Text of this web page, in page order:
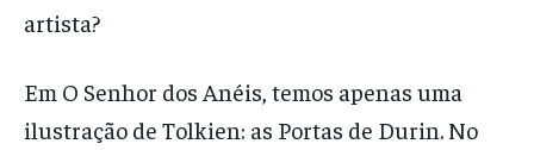
artista?
Em O Senhor dos Anéis, temos apenas uma
ilustração de Tolkien: as Portas de Durin. No